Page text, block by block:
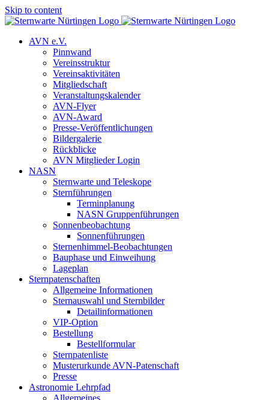
Skip to content
AVN e.V.
Pinnwand
Vereinsstruktur
Vereinsaktivitäten
Mitgliedschaft
Veranstaltungskalender
AVN-Flyer
AVN-Award
Presse-Veröffentlichungen
Bildergalerie
Rückblicke
AVN Mitglieder Login
NASN
Sternwarte und Teleskope
Sternführungen
Terminplanung
NASN Gruppenführungen
Sonnenbeobachtung
Sonnenführungen
Sternenhimmel-Beobachtungen
Bauphase und Einweihung
Lageplan
Sternpatenschaften
Allgemeine Informationen
Sternauswahl und Sternbilder
Detailinformationen
VIP-Option
Bestellung
Bestellformular
Sternpatenliste
Musterurkunde AVN-Patenschaft
Presse
Astronomie Lehrpfad
Allgemeines